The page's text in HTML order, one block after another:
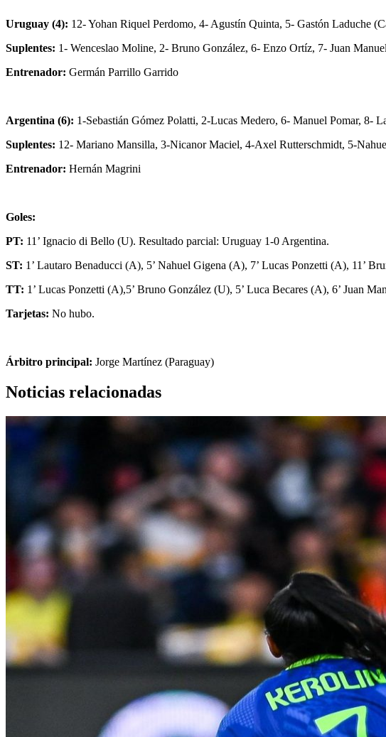
Uruguay (4): 12- Yohan Riquel Perdomo, 4- Agustín Quinta, 5- Gastón Laduche
Suplentes: 1- Wenceslao Moline, 2- Bruno González, 6- Enzo Ortíz, 7- Juan
Entrenador: Germán Parrillo Garrido
Argentina (6): 1-Sebastián Gómez Polatti, 2-Lucas Medero, 6- Manuel Pomar, 8-
Suplentes: 12- Mariano Mansilla, 3-Nicanor Maciel, 4-Axel Rutterschmidt, 5-
Entrenador: Hernán Magrini
Goles:
PT: 11’ Ignacio di Bello (U). Resultado parcial: Uruguay 1-0 Argentina.
ST: 1’ Lautaro Benaducci (A), 5’ Nahuel Gigena (A), 7’ Lucas Ponzetti (A), 11’
TT: 1’ Lucas Ponzetti (A),5’ Bruno González (U), 5’ Luca Becares (A), 6’ Juan
Tarjetas: No hubo.
Árbitro principal: Jorge Martínez (Paraguay)
Noticias relacionadas